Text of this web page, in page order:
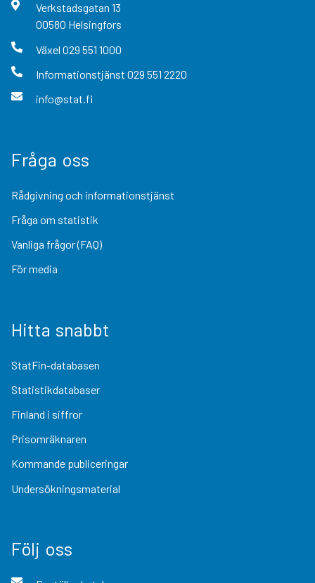
Verkstadsgatan 13
00580 Helsingfors
Växel 029 551 1000
Informationstjänst 029 551 2220
info@stat.fi
Fråga oss
Rådgivning och informationstjänst
Fråga om statistik
Vanliga frågor (FAQ)
För media
Hitta snabbt
StatFin-databasen
Statistikdatabaser
Finland i siffror
Prisomräknaren
Kommande publiceringar
Undersökningsmaterial
Följ oss